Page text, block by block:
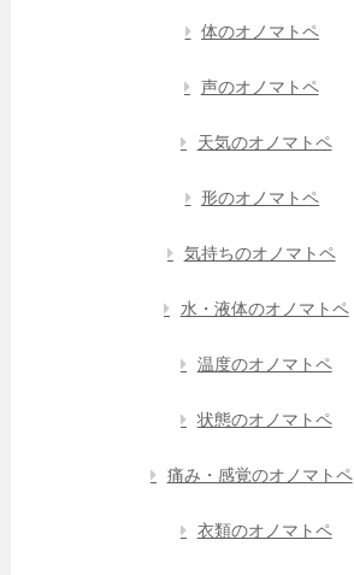
体のオノマトペ
声のオノマトペ
天気のオノマトペ
形のオノマトペ
気持ちのオノマトペ
水・液体のオノマトペ
温度のオノマトペ
状態のオノマトペ
痛み・感覚のオノマトペ
衣類のオノマトペ